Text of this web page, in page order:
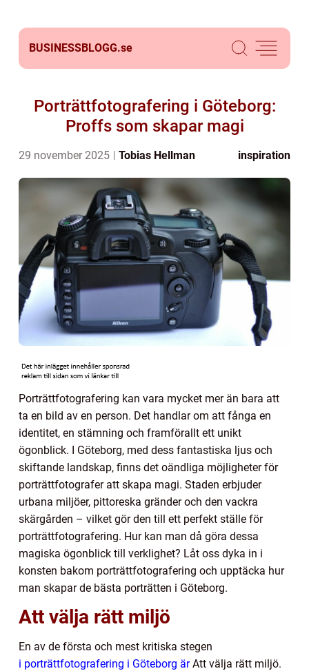
BUSINESSBLOGG.se
Porträttfotografering i Göteborg:
Proffs som skapar magi
29 november 2025 Tobias Hellman inspiration
Porträttfotografering kan vara mycket mer än bara att
ta en bild av en person. Det handlar om att fånga en
identitet, en stämning och framförallt ett unikt
ögonblick. I Göteborg, med dess fantastiska ljus och
skiftande landskap, finns det oändliga möjligheter för
porträttfotografer att skapa magi. Staden erbjuder
urbana miljöer, pittoreska gränder och den vackra
skärgården – vilket gör den till ett perfekt ställe för
porträttfotografering. Hur kan man då göra dessa
magiska ögonblick till verklighet? Låt oss dyka in i
konsten bakom porträttfotografering och upptäcka hur
man skapar de bästa porträtten i Göteborg.
Att välja rätt miljö
En av de första och mest kritiska stegen
i porträttfotografering i Göteborg ärAtt välja rätt miljö.